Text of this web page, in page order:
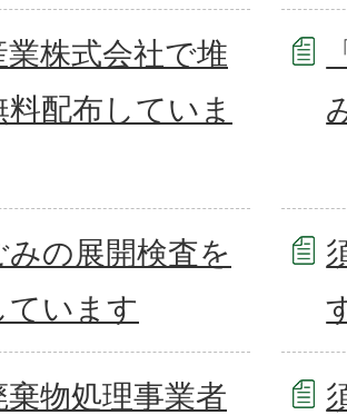
業株式会社で堆
料配布していま
みの展開検査を
ています
棄物処理事業者